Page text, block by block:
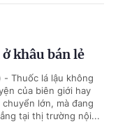
khâu bán lẻ
- Thuốc lá lậu không
của biên giới hay
lớn, mà đang
tại thị trường nội...